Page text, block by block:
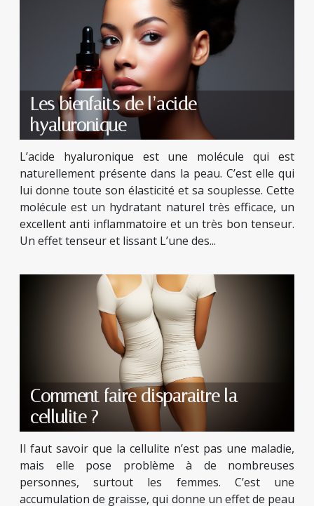
Les bienfaits de l’acide
hyaluronique
L’acide hyaluronique est une molécule qui est
naturellement présente dans la peau. C’est elle qui
lui donne toute son élasticité et sa souplesse. Cette
molécule est un hydratant naturel très efficace, un
excellent anti inflammatoire et un très bon tenseur.
Un effet tenseur et lissant L’une des...
Comment faire disparaitre la
cellulite ?
Il faut savoir que la cellulite n’est pas une maladie,
mais elle pose problème à de nombreuses
personnes, surtout les femmes. C’est une
accumulation de graisse, qui donne un effet de peau